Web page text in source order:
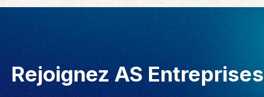
Rejoignez AS Entreprises